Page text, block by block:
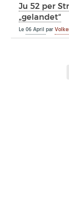
Ju 52 per
„gelandet“
Le06 Aprilpar